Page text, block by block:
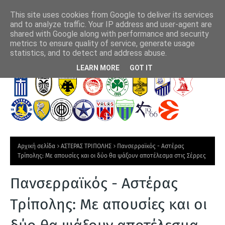
Ε
Υ
Τ
Ι
Α
Τσιμίκας: 6 χρόνια στην Λίβερπουλ, το μήνυμα των Άγγλων
Αρχική σελίδα ΑΣΤΕΡΑΣ ΤΡΙΠΟΛΗΣ
Πανσερραϊκός - Αστέρας
Τρίπολης: Με απουσίες και οι δύο θα ψάξουν αποτέλεσμα στις Σέρρες
Πανσερραϊκός - Αστέρας
Τρίπολης: Με απουσίες και οι
This site uses cookies from Google to deliver its services
and to analyze traffic. Your IP address and user-agent are
shared with Google along with performance and security
metrics to ensure quality of service, generate usage
statistics, and to detect and address abuse.
LEARN MORE GOT IT